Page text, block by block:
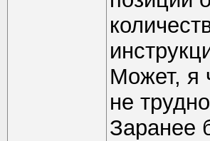
Может, я
не
Заранее